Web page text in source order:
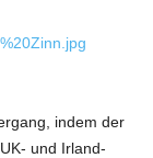
indem der
und Irland-